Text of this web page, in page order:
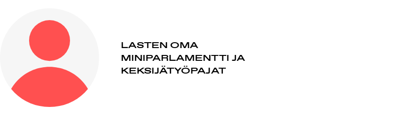
LASTEN OMA
MINIPARLAMENTTI JA
KEKSIJÄTYÖPAJAT